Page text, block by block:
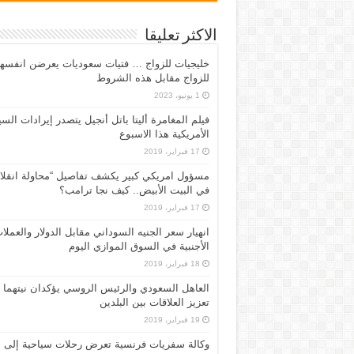
الاكثر تعليقا
خليجيات للزواج … فتيات سعوديات يعرضن
للزواج مقابل هذه الشروط
1 يونيو، 2023
فيلم المغامرة أليتا‭ ‬باتل أنجيل يتصدر إيرادات
الأمريكية هذا الاسبوع
17 فبراير، 2019
مسؤول امريكي كبير يكشف تفاصيل “محاولة
في البيت الأبيض.. كيف نجا ترامب؟
17 فبراير، 2019
انهيار سعر الجنيه السوداني مقابل الدولار
الأجنبية في السوق الموازي اليوم
18 فبراير، 2019
العاهل السعودي والرئيس الروسي يؤكدان نيتهما
تعزيز العلاقات بين البلدين
19 فبراير، 2019
وكالة سفريات فرنسية تعرض رحلات سياحية إلى